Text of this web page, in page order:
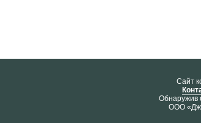
Cайт
Обнаружив
ООО